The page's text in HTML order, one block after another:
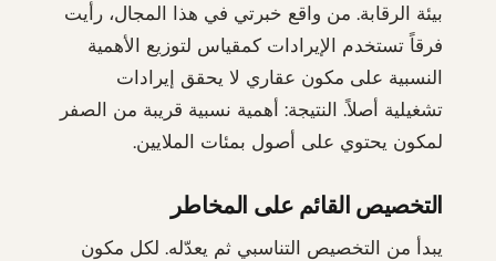
بيئة الرقابة. من واقع خبرتي في هذا المجال، رأيت
فرقاً تستخدم الإيرادات كمقياس لتوزيع الأهمية
النسبية على مكون عقاري لا يحقق إيرادات
تشغيلية أصلاً. النتيجة: أهمية نسبية قريبة من الصفر
لمكون يحتوي على أصول بمئات الملايين.
التخصيص القائم على المخاطر
يبدأ من التخصيص التناسبي ثم يعدّله. لكل مكون